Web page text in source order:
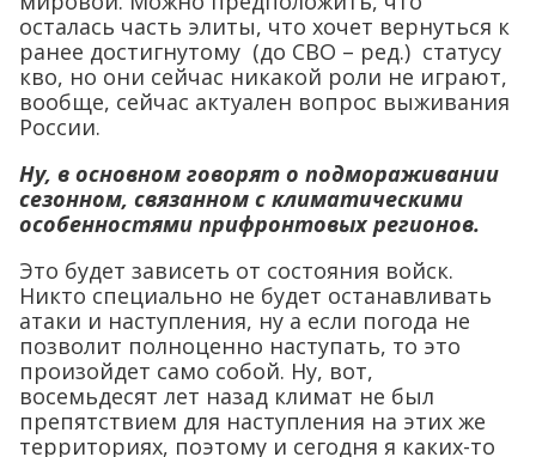
осталась часть элиты, что хочет вернуться к
ранее достигнутому (до СВО – ред.) статусу
кво, но они сейчас никакой роли не играют,
вообще, сейчас актуален вопрос выживания
России.
Ну, в основном говорят о подмораживании
сезонном, связанном с климатическими
особенностями прифронтовых регионов.
Это будет зависеть от состояния войск.
Никто специально не будет останавливать
атаки и наступления, ну а если погода не
позволит полноценно наступать, то это
произойдет само собой. Ну, вот,
восемьдесят лет назад климат не был
препятствием для наступления на этих же
территориях, поэтому и сегодня я каких-то